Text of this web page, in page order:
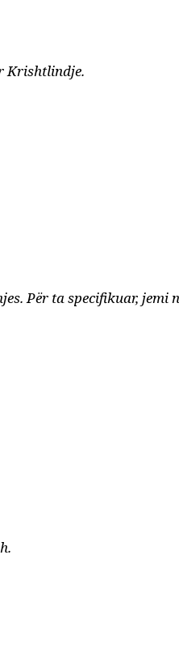
Krishtlindje.
Për ta specifikuar, jemi